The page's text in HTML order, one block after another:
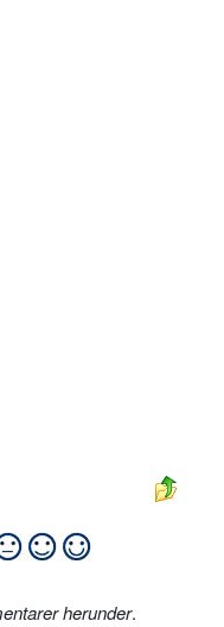
herunder.